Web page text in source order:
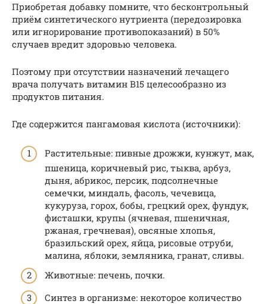
Приобретая добавку помните, что бесконтрольный
приём синтетического нутриента (передозировка
или игнорирование противопоказаний) в 50%
случаев вредит здоровью человека.
Поэтому при отсутствии назначений лечащего
врача получать витамин В15 целесообразно из
продуктов питания.
Где содержится пангамовая кислота (источники):
Растительные: пивные дрожжи, кунжут, мак,
пшеница, коричневый рис, тыква, арбуз,
дыня, абрикос, персик, подсолнечные
семечки, миндаль, фасоль, чечевица,
кукуруза, горох, бобы, грецкий орех, фундук,
фисташки, крупы (ячневая, пшеничная,
ржаная, гречневая), овсяные хлопья,
бразильский орех, яйца, рисовые отруби,
малина, яблоки, земляника, гранат, сливы.
Животные: печень, почки.
Синтез в организме: некоторое количество